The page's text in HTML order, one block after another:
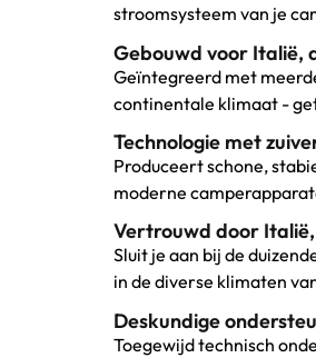
stroomsysteem van je
Gebouwd voor Italië,
Geïntegreerd met
continentale klimaat -
Technologie met
Produceert schone,
moderne
Vertrouwd door
Sluit je aan bij de
in de diverse klimaten
Deskundige
Toegewijd technisch